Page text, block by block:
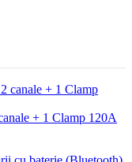
+ 1 Clamp 120A